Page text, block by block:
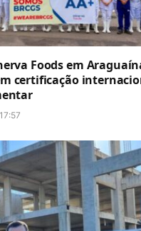
Foods em
certificação